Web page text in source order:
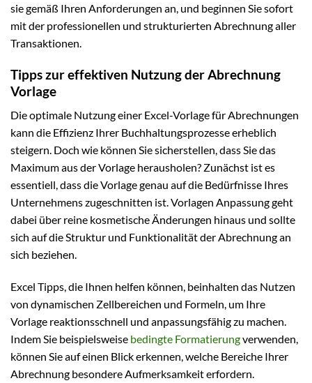
sie gemäß Ihren Anforderungen an, und beginnen Sie sofort
mit der professionellen und strukturierten Abrechnung aller
Transaktionen.
Tipps zur effektiven Nutzung der Abrechnung
Vorlage
Die optimale Nutzung einer Excel-Vorlage für Abrechnungen
kann die Effizienz Ihrer Buchhaltungsprozesse erheblich
steigern. Doch wie können Sie sicherstellen, dass Sie das
Maximum aus der Vorlage herausholen? Zunächst ist es
essentiell, dass die Vorlage genau auf die Bedürfnisse Ihres
Unternehmens zugeschnitten ist. Vorlagen Anpassung geht
dabei über reine kosmetische Änderungen hinaus und sollte
sich auf die Struktur und Funktionalität der Abrechnung an
sich beziehen.
Excel Tipps, die Ihnen helfen können, beinhalten das Nutzen
von dynamischen Zellbereichen und Formeln, um Ihre
Vorlage reaktionsschnell und anpassungsfähig zu machen.
Indem Sie beispielsweise bedingte Formatierungverwenden,
können Sie auf einen Blick erkennen, welche Bereiche Ihrer
Abrechnung besondere Aufmerksamkeit erfordern.